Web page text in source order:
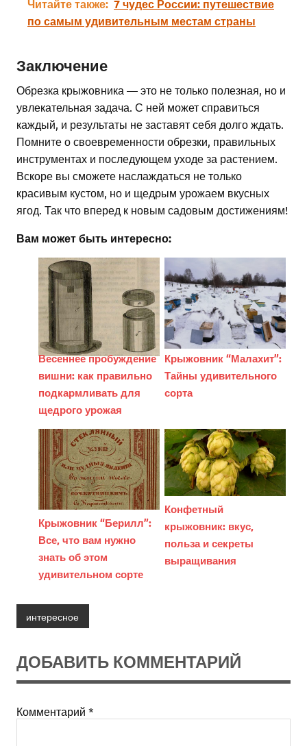
Читайте также: 7 чудес России: путешествие
по самым удивительным местам страны
Заключение
Обрезка крыжовника — это не только полезная, но и
увлекательная задача. С ней может справиться
каждый, и результаты не заставят себя долго ждать.
Помните о своевременности обрезки, правильных
инструментах и последующем уходе за растением.
Вскоре вы сможете наслаждаться не только
красивым кустом, но и щедрым урожаем вкусных
ягод. Так что вперед к новым садовым достижениям!
Вам может быть интересно:
Весеннее пробуждение
вишни: как правильно
подкармливать для
щедрого урожая
Крыжовник “Малахит”:
Тайны удивительного
сорта
Крыжовник “Берилл”:
Все, что вам нужно
знать об этом
удивительном сорте
Конфетный
крыжовник: вкус,
польза и секреты
выращивания
интересное
ДОБАВИТЬ КОММЕНТАРИЙ
Комментарий *